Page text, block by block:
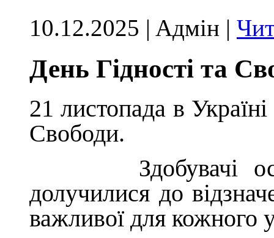
10.12.2025 | Aдмін |
День Гідності та
21 листопада в
Свободи.
Здобувачі
долучилися до
важливої для кожного